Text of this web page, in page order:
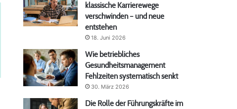
klassische Karrierewege
verschwinden – und neue
entstehen
18. Juni 2026
Wie betriebliches
Gesundheitsmanagement
Fehlzeiten systematisch senkt
30. März 2026
Die Rolle der Führungskräfte im